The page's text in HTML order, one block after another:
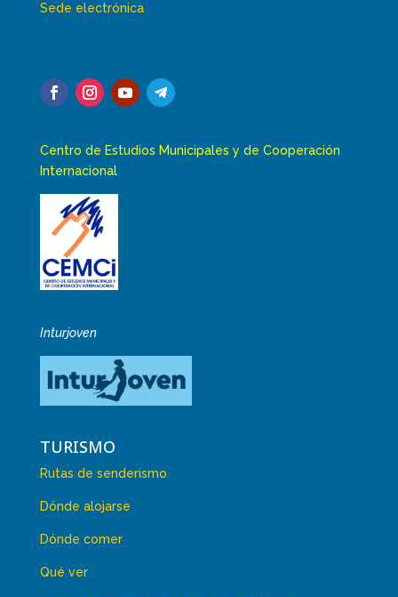
Sede electrónica
Centro de Estudios Municipales y de Cooperación
Internacional
Inturjoven
TURISMO
Rutas de senderismo
Dónde alojarse
Dónde comer
Qué ver